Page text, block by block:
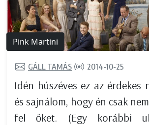
Pink Martini
GÁLL TAMÁS 2014-10-25
Idén húszéves ez az érdekes
és sajnálom, hogy én csak
fel őket. (Egy korábbi